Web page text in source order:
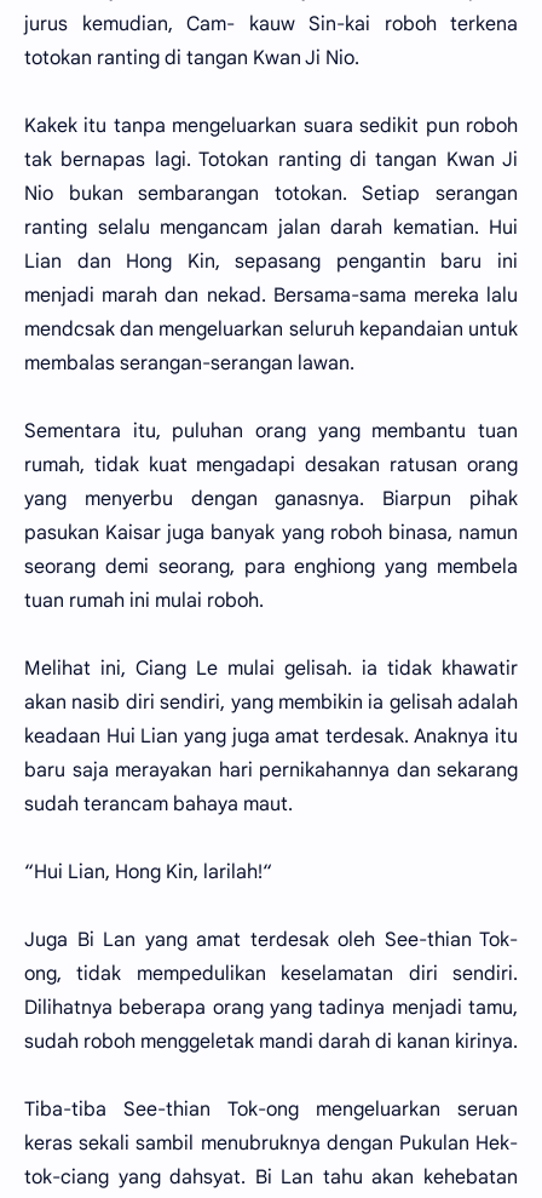
jurus kemudian, Cam- kauw Sin-kai roboh terkena
totokan ranting di tangan Kwan Ji Nio.
Kakek itu tanpa mengeluarkan suara sedikit pun roboh
tak bernapas lagi. Totokan ranting di tangan Kwan Ji
Nio bukan sembarangan totokan. Setiap serangan
ranting selalu mengancam jalan darah kematian. Hui
Lian dan Hong Kin, sepasang pengantin baru ini
menjadi marah dan nekad. Bersama-sama mereka lalu
mendcsak dan mengeluarkan seluruh kepandaian untuk
membalas serangan-serangan lawan.
Sementara itu, puluhan orang yang membantu tuan
rumah, tidak kuat mengadapi desakan ratusan orang
yang menyerbu dengan ganasnya. Biarpun pihak
pasukan Kaisar juga banyak yang roboh binasa, namun
seorang demi seorang, para enghiong yang membela
tuan rumah ini mulai roboh.
Melihat ini, Ciang Le mulai gelisah. ia tidak khawatir
akan nasib diri sendiri, yang membikin ia gelisah adalah
keadaan Hui Lian yang juga amat terdesak. Anaknya itu
baru saja merayakan hari pernikahannya dan sekarang
sudah terancam bahaya maut.
“Hui Lian, Hong Kin, larilah!“
Juga Bi Lan yang amat terdesak oleh See-thian Tok-
ong, tidak mempedulikan keselamatan diri sendiri.
Dilihatnya beberapa orang yang tadinya menjadi tamu,
sudah roboh menggeletak mandi darah di kanan kirinya.
Tiba-tiba See-thian Tok-ong mengeluarkan seruan
keras sekali sambil menubruknya dengan Pukulan Hek-
tok-ciang yang dahsyat. Bi Lan tahu akan kehebatan